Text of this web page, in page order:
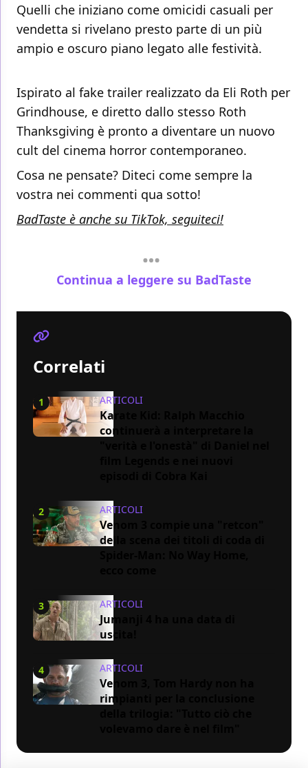
Quelli che iniziano come omicidi casuali per
vendetta si rivelano presto parte di un più
ampio e oscuro piano legato alle festività.
Ispirato al fake trailer realizzato da Eli Roth per
Grindhouse, e diretto dallo stesso Roth
Thanksgiving è pronto a diventare un nuovo
cult del cinema horror contemporaneo.
Cosa ne pensate? Diteci come sempre la
vostra nei commenti qua sotto!
BadTaste è anche su TikTok, seguiteci!
Continua a leggere su BadTaste
Correlati
1 ARTICOLI
Karate Kid: Ralph Macchio
continuerà a interpretare la
2 ARTICOLI
Venom 3 compie una "retcon"
della scena dei titoli di coda di
3 ARTICOLI
Jumanji 4 ha una data di
uscita!
4 ARTICOLI
Venom 3, Tom Hardy non ha
rimpianti per la conclusione